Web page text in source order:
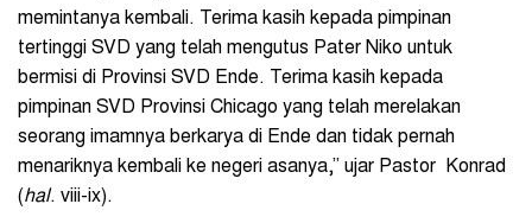
memintanya kembali. Terima kasih kepada pimpinan
tertinggi SVD yang telah mengutus Pater Niko untuk
bermisi di Provinsi SVD Ende. Terima kasih kepada
pimpinan SVD Provinsi Chicago yang telah merelakan
seorang imamnya berkarya di Ende dan tidak pernah
menariknya kembali ke negeri asanya,” ujar Pastor Konrad
(hal. viii-ix).